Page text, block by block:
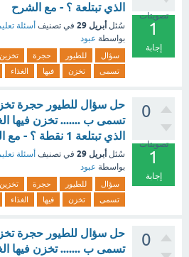
تصويتات
1
إجابة
الذي تبتلعة ؟ - مع الشرح
سُئل أبريل 29 في تصنيف أسئلة
بواسطة عبود
سؤال للطيور حجرة
تخزين
تسمى
تخزن فيها الغذاء
0
تصويتات
1
إجابة
حل سؤال للطيور حجرة
تسمى ب ....... تخزن فيها
الذي تبتلعة 1 نقطة ؟ - مع الشرح
سُئل أبريل 29 في تصنيف أسئلة
بواسطة عبود
سؤال للطيور حجرة
تخزين
تسمى
تخزن فيها الغذاء
0
حل سؤال للطيور حجرة
تسمى ب ....... تخزن فيها